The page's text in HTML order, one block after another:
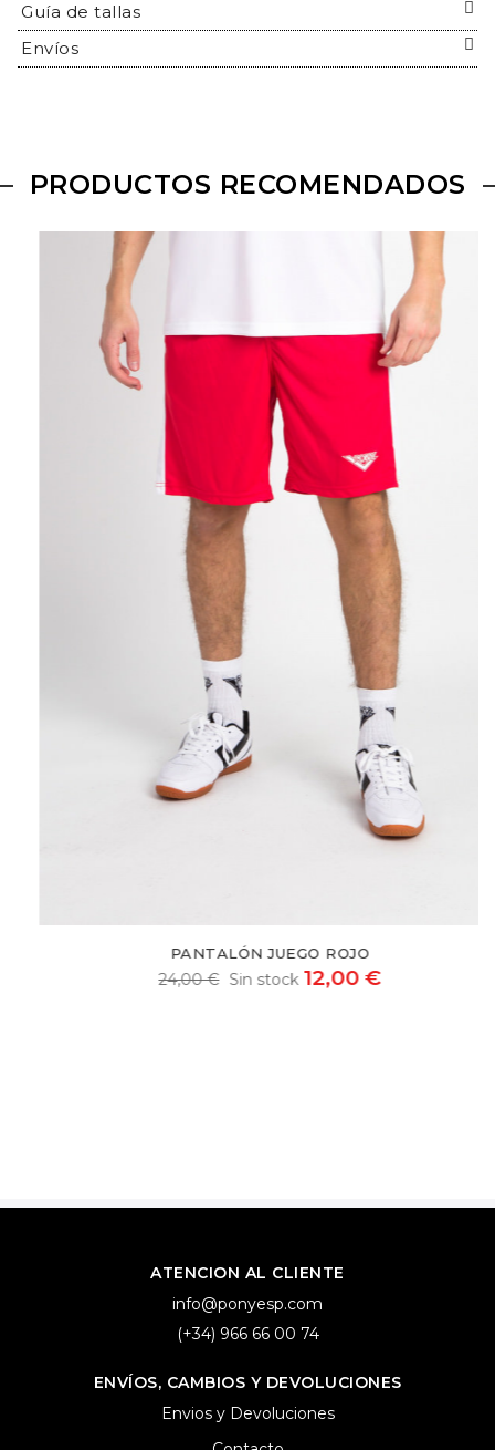
Guía de tallas
Envíos
PRODUCTOS RECOMENDADOS
PANTALÓN JUEGO ROJO
24,00 € Sin stock 12,00 €
ATENCION AL CLIENTE
info@ponyesp.com
(+34) 966 66 00 74
ENVÍOS, CAMBIOS Y DEVOLUCIONES
Envios y Devoluciones